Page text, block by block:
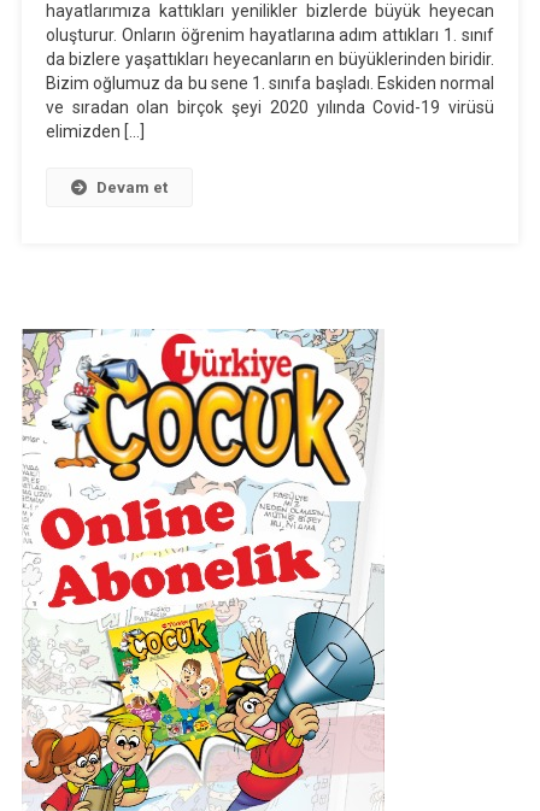
Sınıf
Annesi
Olmak
hayatlarımıza kattıkları yenilikler bizlerde büyük heyecan
oluşturur. Onların öğrenim hayatlarına adım attıkları 1. sınıf
da bizlere yaşattıkları heyecanların en büyüklerinden biridir.
Bizim oğlumuz da bu sene 1. sınıfa başladı. Eskiden normal
ve sıradan olan birçok şeyi 2020 yılında Covid-19 virüsü
elimizden […]
Devam et